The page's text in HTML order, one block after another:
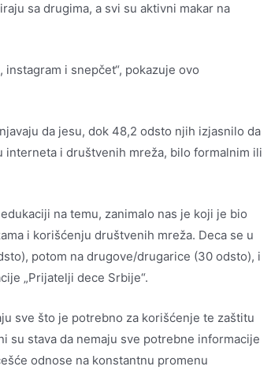
sa drugima, a svi su aktivni makar na
i snepčet“, pokazuje ovo
da jesu, dok 48,2 odsto njih izjasnilo da
i društvenih mreža, bilo formalnim ili
na temu, zanimalo nas je koji je bio
i korišćenju društvenih mreža. Deca se u
potom na drugove/drugarice (30 odsto), i
„Prijatelji dece Srbije“.
sve što je potrebno za korišćenje te zaštitu
su stava da nemaju sve potrebne informacije
odnose na konstantnu promenu